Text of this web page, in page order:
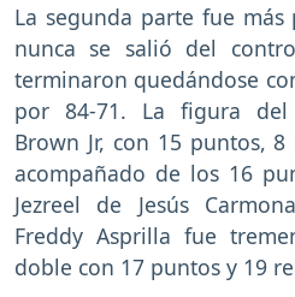
La segunda parte fue
nunca se salió del
terminaron quedándose
por 84-71. La figura
Brown Jr, con 15 puntos,
acompañado de los 16
Jezreel de Jesús
Freddy Asprilla fue
doble con 17 puntos y 19